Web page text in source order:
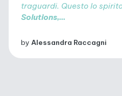
traguardi. Questo lo
Solutions,...
by Alessandra Raccagni